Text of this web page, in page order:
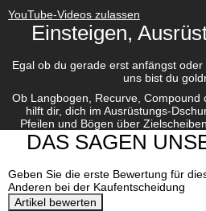
YouTube-Videos zulassen
Einsteigen,
Egal ob du gerade erst anfängst
uns bist du
Ob Langbogen, Recurve, Compound
hilft dir, dich im Ausrüstungs-
Pfeilen und Bögen über
DAS SAGEN
Geben Sie die erste Bewertung für
Anderen bei der Kaufentscheidung
Artikel bewerten